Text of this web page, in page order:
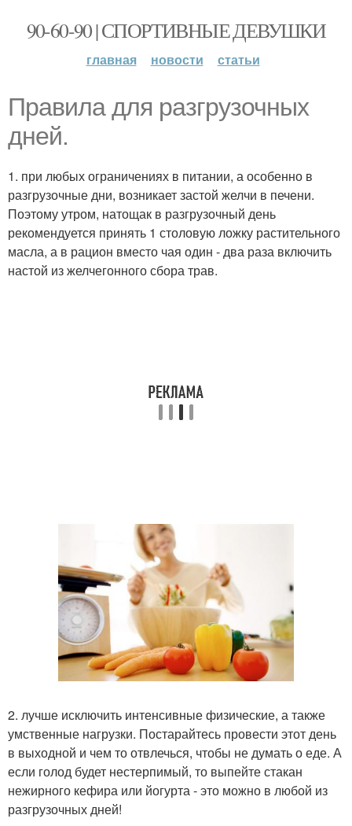
90-60-90 | СПОРТИВНЫЕ ДЕВУШКИ
главная новости статьи
Правила для разгрузочных
дней.
1. при любых ограничениях в питании, а особенно в
разгрузочные дни, возникает застой желчи в печени.
Поэтому утром, натощак в разгрузочный день
рекомендуется принять 1 столовую ложку растительного
масла, а в рацион вместо чая один - два раза включить
настой из желчегонного сбора трав.
2. лучше исключить интенсивные физические, а также
умственные нагрузки. Постарайтесь провести этот день
в выходной и чем то отвлечься, чтобы не думать о еде. А
если голод будет нестерпимый, то выпейте стакан
нежирного кефира или йогурта - это можно в любой из
разгрузочных дней!